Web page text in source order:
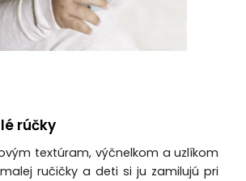
rúčky
textúram, výčnelkom a uzlíkom
ručičky a deti si ju zamilujú pri